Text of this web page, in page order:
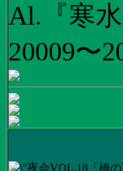
Al.『寒
20009〜